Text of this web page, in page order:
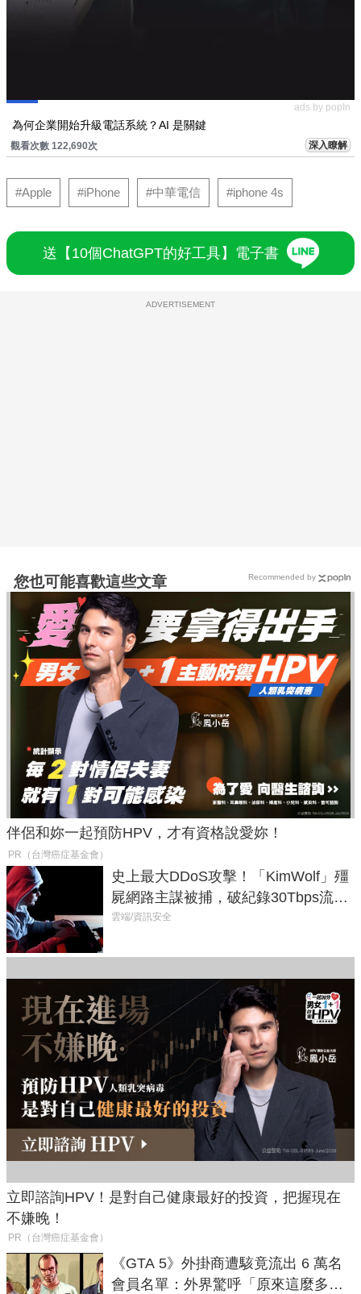
ads by popIn
為何企業開始升級電話系統？AI 是關鍵
觀看次數 122,690次 深入瞭解
#Apple #iPhone #中華電信 #iphone 4s
送【10個ChatGPT的好工具】電子書
ADVERTISEMENT
您也可能喜歡這些文章
伴侶和妳一起預防HPV，才有資格說愛妳！
PR（台灣癌症基金會）
史上最大DDoS攻擊！「KimWolf」殭
屍網路主謀被捕，破紀錄30Tbps流量
癱瘓全球！
雲端/資訊安全
立即諮詢HPV！是對自己健康最好的投資，把握現在
不嫌晚！
PR（台灣癌症基金會）
《GTA 5》外掛商遭駭竟流出 6 萬名
會員名單：外界驚呼「原來這麼多人
Recommended by